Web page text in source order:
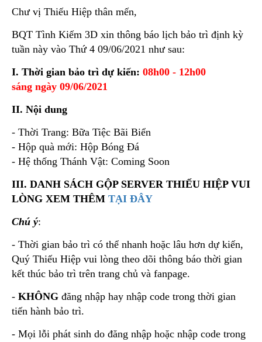
Chư vị Thiếu Hiệp thân mến,
BQT Tình Kiếm 3D xin thông báo lịch bảo trì định kỳ
tuần này vào Thứ 4 09/06/2021 như sau:
I. Thời gian bảo trì dự kiến: 08h00 - 12h00
sáng ngày 09/06/2021
II. Nội dung
- Thời Trang: Bữa Tiệc Bãi Biển
- Hộp quà mới: Hộp Bóng Đá
- Hệ thống Thánh Vật: Coming Soon
III. DANH SÁCH GỘP SERVER THIẾU HIỆP VUI
LÒNG XEM THÊM TẠI ĐÂY
Chú ý:
- Thời gian bảo trì có thể nhanh hoặc lâu hơn dự kiến,
Quý Thiếu Hiệp vui lòng theo dõi thông báo thời gian
kết thúc bảo trì trên trang chủ và fanpage.
- KHÔNG đăng nhập hay nhập code trong thời gian
tiến hành bảo trì.
- Mọi lỗi phát sinh do đăng nhập hoặc nhập code trong